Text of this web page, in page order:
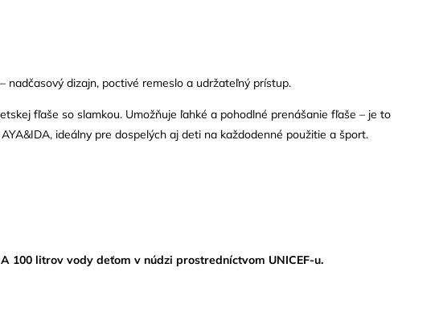
dizajn, poctivé remeslo a udržateľný prístup.
fľaše so slamkou. Umožňuje ľahké a pohodlné prenášanie fľaše – je to
ideálny pre dospelých aj deti na každodenné použitie a šport.
100 litrov vody deťom v núdzi prostredníctvom UNICEF-u.